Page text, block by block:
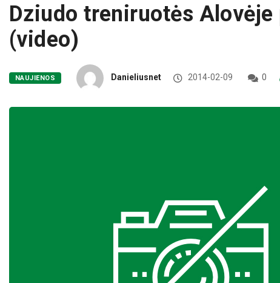
Dziudo treniruotės
(video)
NAUJIENOS Danieliusnet 2014-02-09 0